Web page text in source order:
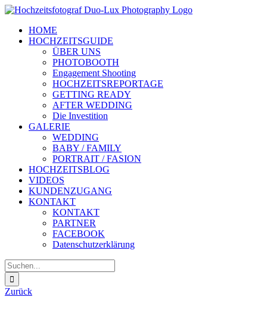
Zum
springenHOME
HOCHZEITSGUIDE
ÜBER UNS
PHOTOBOOTH
Engagement Shooting
HOCHZEITSREPORTAGE
GETTING READY
AFTER WEDDING
Die Investition
GALERIE
WEDDING
BABY / FAMILY
PORTRAIT / FASION
HOCHZEITSBLOG
VIDEOS
KUNDENZUGANG
KONTAKT
KONTAKT
PARTNER
FACEBOOK
Datenschutzerklärung
Suche
nach:
Zurück